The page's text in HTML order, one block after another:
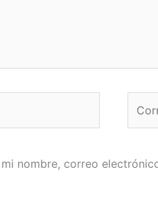
mi nombre, correo